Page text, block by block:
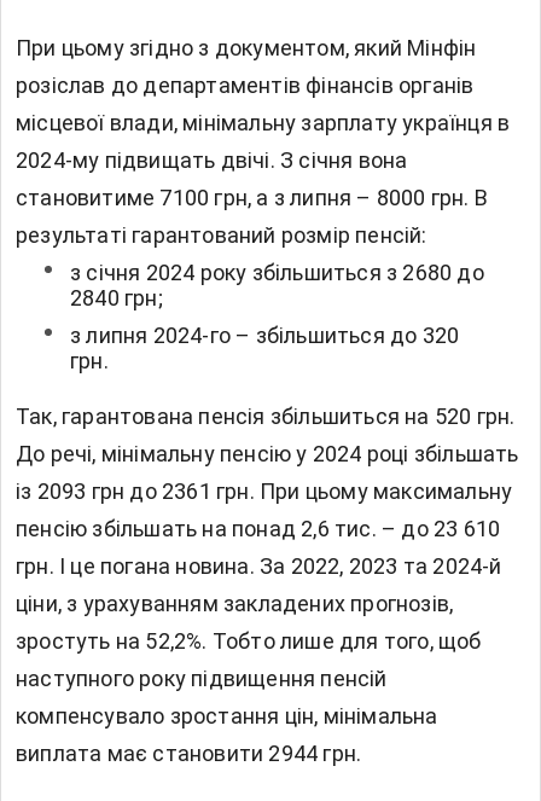
При цьому згідно з документом, який Мінфін
розіслав до департаментів фінансів органів
місцевої влади, мінімальну зарплату українця в
2024-му підвищать двічі. З січня вона
становитиме 7100 грн, а з липня – 8000 грн. В
результаті гарантований розмір пенсій:
з січня 2024 року збільшиться з 2680 до
2840 грн;
з липня 2024-го – збільшиться до 320
грн.
Так, гарантована пенсія збільшиться на 520 грн.
До речі, мінімальну пенсію у 2024 році збільшать
із 2093 грн до 2361 грн. При цьому максимальну
пенсію збільшать на понад 2,6 тис. – до 23 610
грн. І це погана новина. За 2022, 2023 та 2024-й
ціни, з урахуванням закладених прогнозів,
зростуть на 52,2%. Тобто лише для того, щоб
наступного року підвищення пенсій
компенсувало зростання цін, мінімальна
виплата має становити 2944 грн.